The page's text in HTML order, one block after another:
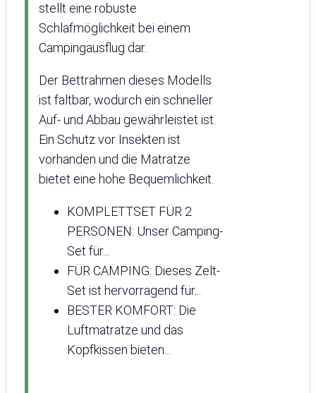
stellt eine robuste
Schlafmöglichkeit bei einem
Campingausflug dar.
Der Bettrahmen dieses Modells
ist faltbar, wodurch ein schneller
Auf- und Abbau gewährleistet ist.
Ein Schutz vor Insekten ist
vorhanden und die Matratze
bietet eine hohe Bequemlichkeit.
KOMPLETTSET FÜR 2
PERSONEN: Unser Camping-
Set für...
FÜR CAMPING: Dieses Zelt-
Set ist hervorragend für...
BESTER KOMFORT: Die
Luftmatratze und das
Kopfkissen bieten...